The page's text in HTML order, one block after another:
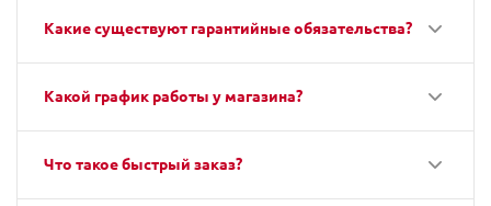
Какие существуют гарантийные обязательства?
Какой график работы у магазина?
Что такое быстрый заказ?